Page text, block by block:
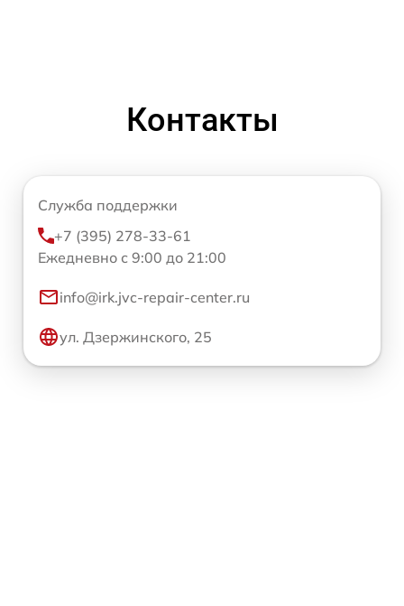
Контакты
Служба поддержки
+7 (395) 278-33-61
Ежедневно с 9:00 до 21:00
info@irk.jvc-repair-center.ru
ул. Дзержинского, 25